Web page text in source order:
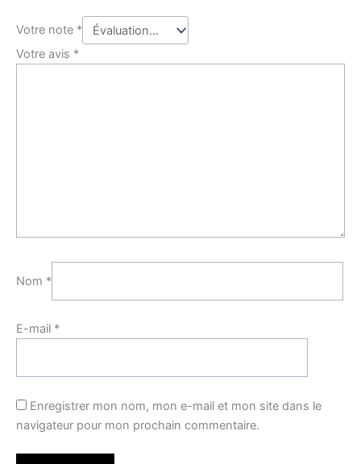
Votre note *
Votre avis *
Nom *
E-mail *
Enregistrer mon nom, mon e-mail et mon site dans le
navigateur pour mon prochain commentaire.